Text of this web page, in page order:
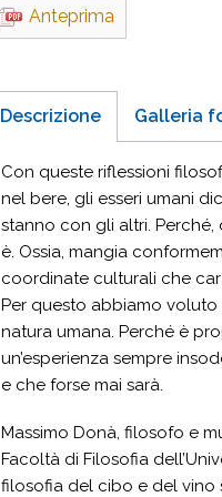
Anteprima
Descrizione Galleria
Con queste riflessioni
nel bere, gli esseri umani
stanno con gli altri.
è. Ossia, mangia
coordinate culturali che
Per questo abbiamo
natura umana. Perché è
un’esperienza sempre
e che forse mai sarà.
Massimo Donà, filosofo e
Facoltà di Filosofia
filosofia del cibo e del vino